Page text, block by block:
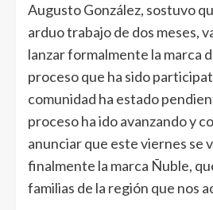
Augusto González, sostuvo
arduo trabajo de dos meses,
lanzar formalmente la marca
proceso que ha sido
comunidad ha estado
proceso ha ido avanzando y
anunciar que este viernes se
finalmente la marca Ñuble,
familias de la región que nos